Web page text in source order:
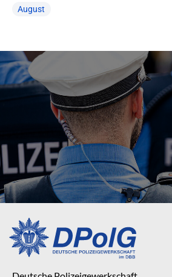
August